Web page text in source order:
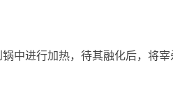
进行加热，待其融化后，将宰